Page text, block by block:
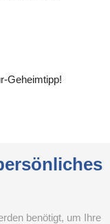
Geheimtipp!
benötigt, um Ihre